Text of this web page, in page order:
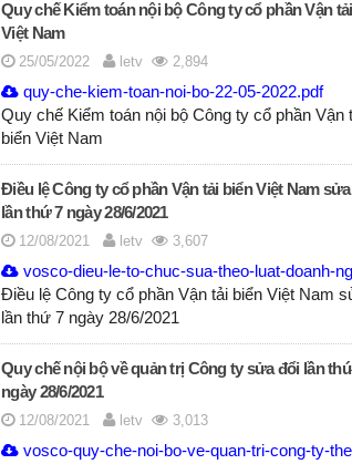
Quy chế Kiểm toán nội bộ Công ty cổ phần Vận
Việt Nam
25/05/2022 letv 2,894
quy-che-kiem-toan-noi-bo-22-05-2022.pdf
Quy chế Kiểm toán nội bộ Công ty cổ phần Vận
biển Việt Nam
Điều lệ Công ty cổ phần Vận tải biển Việt Nam
lần thứ 7 ngày 28/6/2021
12/08/2021 letv 3,607
vosco-dieu-le-to-chuc-sua-theo-luat-doanh-
Điều lệ Công ty cổ phần Vận tải biển Việt Nam
lần thứ 7 ngày 28/6/2021
Quy chế nội bộ về quản trị Công ty sửa đổi lần
ngày 28/6/2021
12/08/2021 letv 3,013
vosco-quy-che-noi-bo-ve-quan-tri-cong-ty-